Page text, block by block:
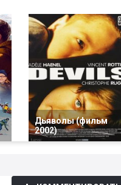
Дьяволы (фильм
2002)